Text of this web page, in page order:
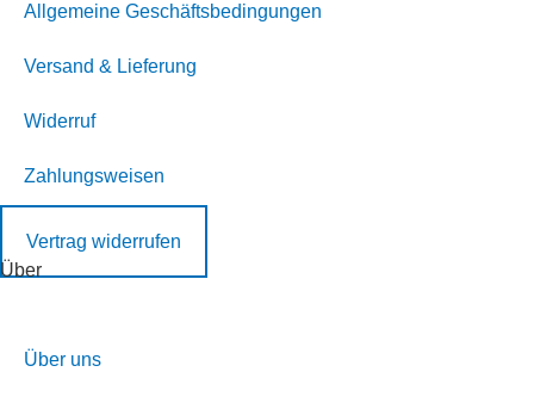
Allgemeine Geschäftsbedingungen
Versand & Lieferung
Widerruf
Zahlungsweisen
Vertrag widerrufen
Über
Über uns